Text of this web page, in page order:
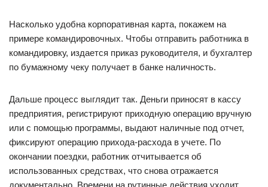
Насколько удобна корпоративная карта, покажем на
примере командировочных. Чтобы отправить работника в
командировку, издается приказ руководителя, и бухгалтер
по бумажному чеку получает в банке наличность.
Дальше процесс выглядит так. Деньги приносят в кассу
предприятия, регистрируют приходную операцию вручную
или с помощью программы, выдают наличные под отчет,
фиксируют операцию прихода-расхода в учете. По
окончании поездки, работник отчитывается об
использованных средствах, что снова отражается
документально. Времени на рутинные действия уходит